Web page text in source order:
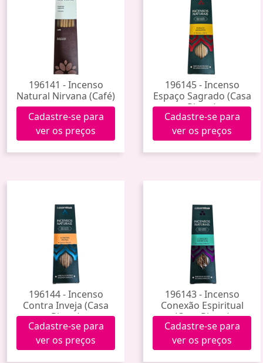
196141 - Incenso
Natural Nirvana (Café)
Cadastre-se para
ver os preços
196145 - Incenso
Espaço Sagrado (Casa
Rittua)
Cadastre-se para
ver os preços
196144 - Incenso
Contra Inveja (Casa
Rittua)
Cadastre-se para
ver os preços
196143 - Incenso
Conexão Espiritual
(Casa Rittua)
Cadastre-se para
ver os preços